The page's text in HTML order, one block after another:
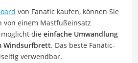
von Fanatic kaufen, können Sie
von einem Mastfußeinsatz
die einfache Umwandlung
Windsurfbrett. Das beste Fanatic-
verwendbar.